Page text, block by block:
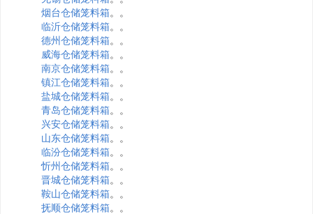
烟台仓储笼料箱。。
临沂仓储笼料箱。。
德州仓储笼料箱。。
威海仓储笼料箱。。
南京仓储笼料箱。。
镇江仓储笼料箱。。
盐城仓储笼料箱。。
青岛仓储笼料箱。。
兴安仓储笼料箱。。
山东仓储笼料箱。。
临汾仓储笼料箱。。
忻州仓储笼料箱。。
晋城仓储笼料箱。。
鞍山仓储笼料箱。。
抚顺仓储笼料箱。。